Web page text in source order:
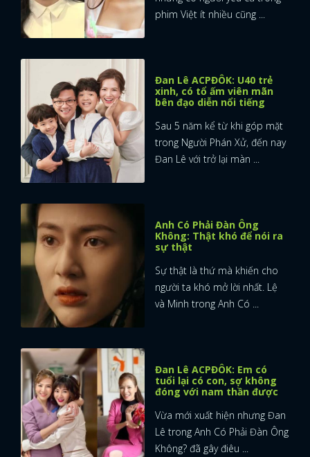
FACEBOOK
phim Việt ít nhiều cũng ...
Đan Lê ACPĐÔK: U40 trẻ
xinh, có tổ ấm viên mãn
bên đạo diễn nổi tiếng
Sau 5 năm kể từ khi góp mặt
trong Người Phán Xử, đến nay
Đan Lê với trở lại màn ...
Anh Có Phải Đàn Ông
Không: Thật khó để nói ra
sự thật
Sự thật là thứ mà khiến cho
người ta khó mở lời nhất. Lệ
và Minh trong Anh Có ...
Đan Lê ACPĐÔK: Em có
tuổi lại có con, sợ không
đóng với nam thần được
Vừa mới xuất hiện nhưng Đan
Lê trong Anh Có Phải Đàn Ông
Không? đã gây điêu ...